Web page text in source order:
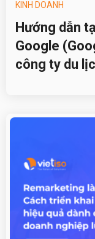
KINH DOANH
Hướng dẫn
Google
công ty du